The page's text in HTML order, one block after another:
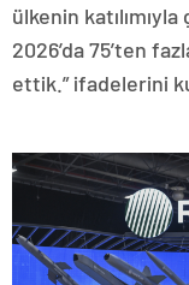
ülkenin
2026’da 75’ten
ettik.” ifadelerini